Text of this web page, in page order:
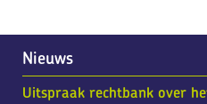
Nieuws
Uitspraak rechtbank over